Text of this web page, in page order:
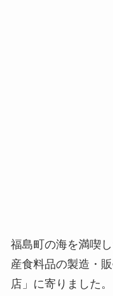
福島町の海を満喫
産食料品の製造・
店」に寄りました。